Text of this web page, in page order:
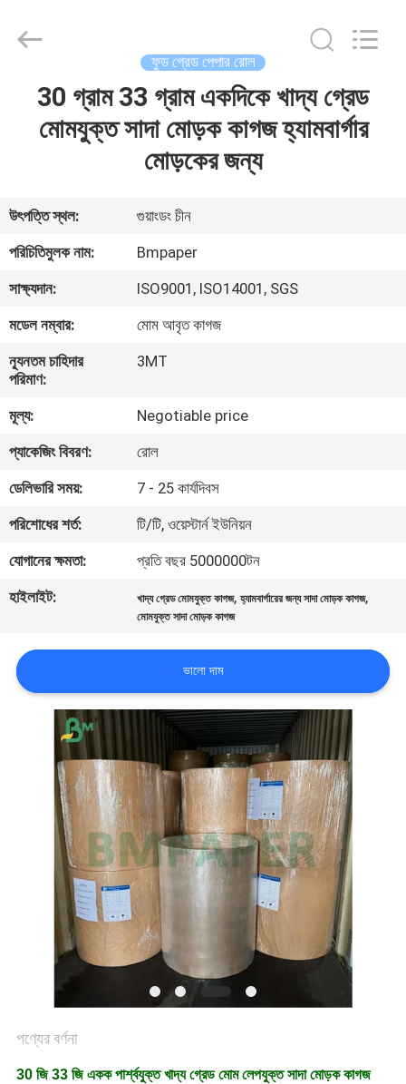
আমাদের
সম্বন্ধে
কারখানা
পরিদর্শন
নিয়ন্ত্রণ
আমাদের
সাথে
যোগাযোগ
খবর
মামলা
গোপনীয়তা
CO.,LTD.
ফুড গ্রেড পেপার রোল
30 গ্রাম 33 গ্রাম একদিকে খাদ্য গ্রেড
মোমযুক্ত সাদা মোড়ক কাগজ হ্যামবার্গার
মোড়কের জন্য
উৎপত্তি স্থল:
গুয়াংডং চীন
পরিচিতিমুলক নাম:
Bmpaper
সাক্ষ্যদান:
ISO9001, ISO14001, SGS
মডেল নম্বার:
মোম আবৃত কাগজ
ন্যূনতম চাহিদার
পরিমাণ:
3MT
মূল্য:
Negotiable price
প্যাকেজিং বিবরণ:
রোল
ডেলিভারি সময়:
7 - 25 কার্যদিবস
পরিশোধের শর্ত:
টি/টি, ওয়েস্টার্ন ইউনিয়ন
যোগানের ক্ষমতা:
প্রতি বছর 5000000টন
হাইলাইট:
খাদ্য গ্রেড মোমযুক্ত কাগজ,হ্যামবার্গারের জন্য সাদা মোড়ক কাগজ,
মোমযুক্ত সাদা মোড়ক কাগজ
ভালো দাম
পণ্যের বর্ণনা
30 জি 33 জি একক পার্শ্বযুক্ত খাদ্য গ্রেড মোম লেপযুক্ত সাদা মোড়ক কাগজ